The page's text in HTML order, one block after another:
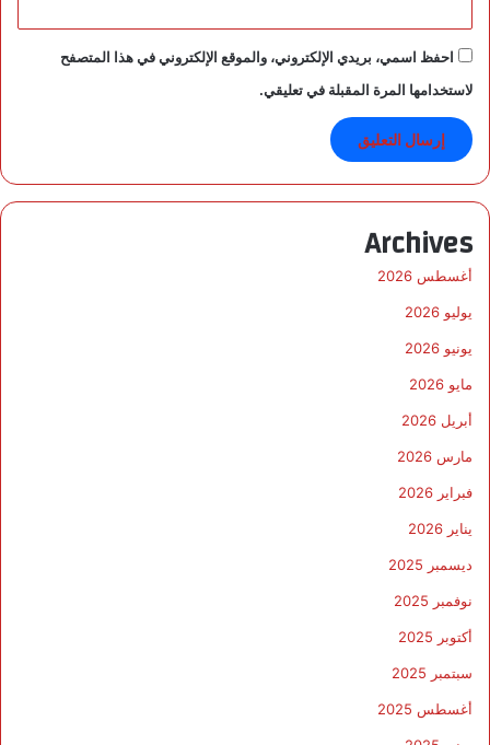
احفظ اسمي، بريدي الإلكتروني، والموقع الإلكتروني في هذا المتصفح
لاستخدامها المرة المقبلة في تعليقي.
Archives
أغسطس 2026
يوليو 2026
يونيو 2026
مايو 2026
أبريل 2026
مارس 2026
فبراير 2026
يناير 2026
ديسمبر 2025
نوفمبر 2025
أكتوبر 2025
سبتمبر 2025
أغسطس 2025